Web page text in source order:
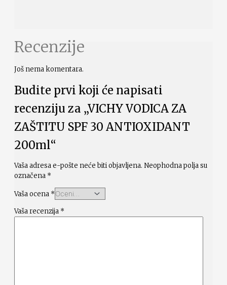
Recenzije
Još nema komentara.
Budite prvi koji će napisati
recenziju za „VICHY VODICA ZA
ZAŠTITU SPF 30 ANTIOXIDANT
200ml“
Vaša adresa e-pošte neće biti objavljena. Neophodna polja su
označena *
Vaša ocena *
Vaša recenzija *